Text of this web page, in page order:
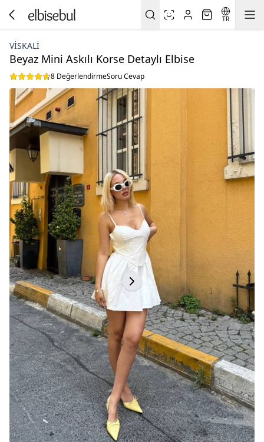
TR
VİSKALİ
Beyaz Mini Askılı Korse Detaylı Elbise
8 DeğerlendirmeSoru Cevap